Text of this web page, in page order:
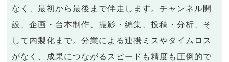
なく、最初から最後まで伴走します。チャンネル開
設、企画・台本制作、撮影・編集、投稿・分析、そ
して内製化まで。分業による連携ミスやタイムロス
がなく、成果につながるスピードも精度も圧倒的で